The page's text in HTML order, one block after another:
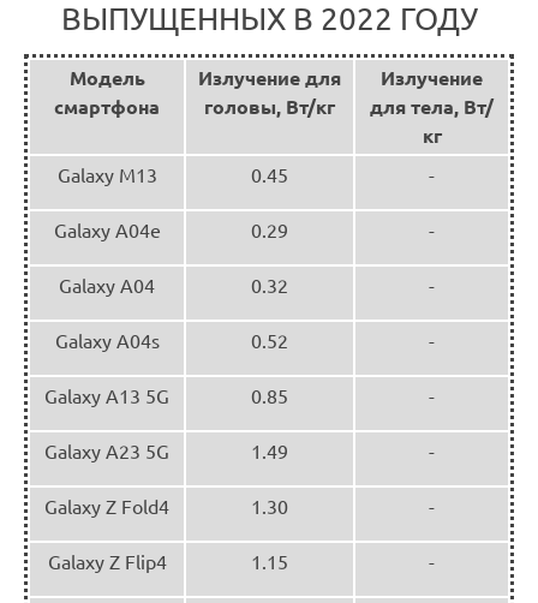
ВЫПУЩЕННЫХ В 2022 ГОДУ
Модель
смартфона
Излучение для
головы, Вт/кг
Излучение
для тела, Вт/
кг
Galaxy M13 0.45 -
Galaxy A04e 0.29 -
Galaxy A04 0.32 -
Galaxy A04s 0.52 -
Galaxy A13 5G 0.85 -
Galaxy A23 5G 1.49 -
Galaxy Z Fold4 1.30 -
Galaxy Z Flip4 1.15 -